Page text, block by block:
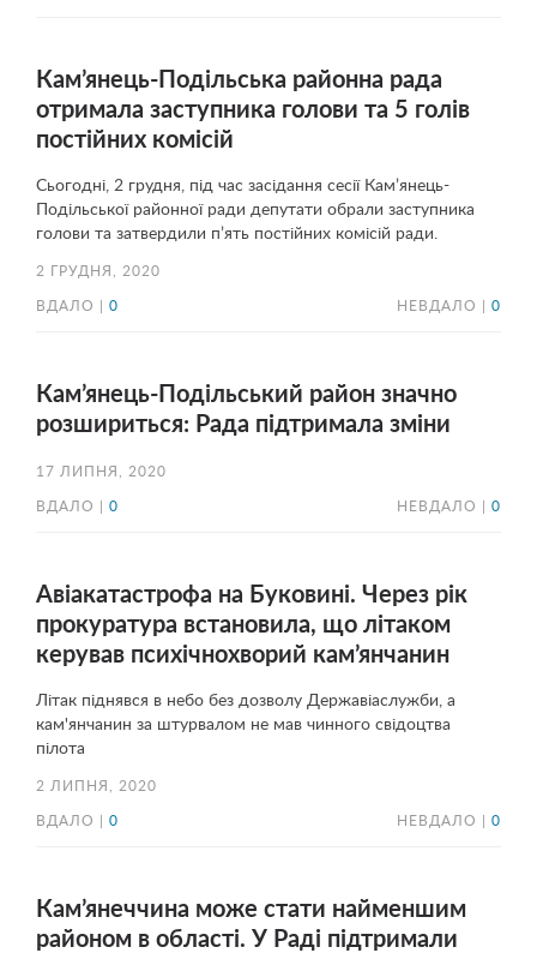
Кам’янець-Подільська районна рада
отримала заступника голови та 5 голів
постійних комісій
Сьогодні, 2 грудня, під час засідання сесії Кам’янець-
Подільської районної ради депутати обрали заступника
голови та затвердили п’ять постійних комісій ради.
2 ГРУДНЯ, 2020
ВДАЛО | 0 НЕВДАЛО | 0
Кам’янець-Подільський район значно
розшириться: Рада підтримала зміни
17 ЛИПНЯ, 2020
ВДАЛО | 0 НЕВДАЛО | 0
Авіакатастрофа на Буковині. Через рік
прокуратура встановила, що літаком
керував психічнохворий кам’янчанин
Літак піднявся в небо без дозволу Державіаслужби, а
кам'янчанин за штурвалом не мав чинного свідоцтва
пілота
2 ЛИПНЯ, 2020
ВДАЛО | 0 НЕВДАЛО | 0
Кам’янеччина може стати найменшим
районом в області. У Раді підтримали